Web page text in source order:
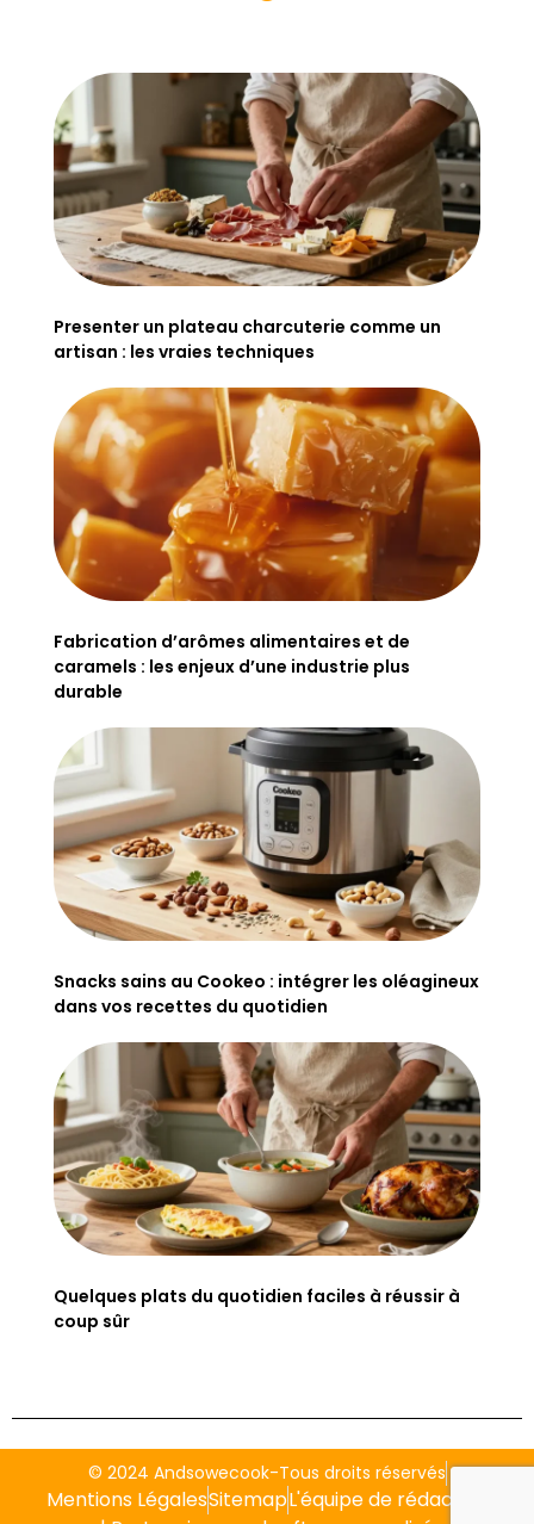
Presenter un plateau charcuterie comme un
artisan : les vraies techniques
Fabrication d’arômes alimentaires et de
caramels : les enjeux d’une industrie plus
durable
Snacks sains au Cookeo : intégrer les oléagineux
dans vos recettes du quotidien
Quelques plats du quotidien faciles à réussir à
coup sûr
© 2024 Andsowecook-Tous droits réservés
Mentions LégalesSitemapL'équipe de rédaction